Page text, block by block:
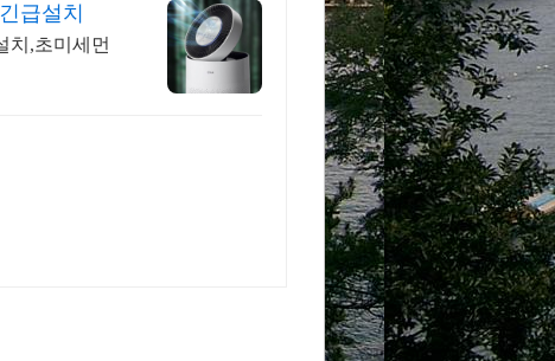
급설치
치,초미세먼